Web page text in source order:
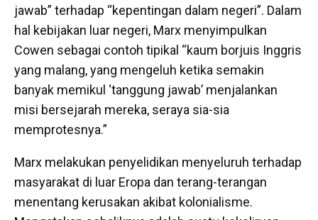
jawab” terhadap “kepentingan dalam negeri”. Dalam
hal kebijakan luar negeri, Marx menyimpulkan
Cowen sebagai contoh tipikal “kaum borjuis Inggris
yang malang, yang mengeluh ketika semakin
banyak memikul ‘tanggung jawab’ menjalankan
misi bersejarah mereka, seraya sia-sia
memprotesnya.”
Marx melakukan penyelidikan menyeluruh terhadap
masyarakat di luar Eropa dan terang-terangan
menentang kerusakan akibat kolonialisme.